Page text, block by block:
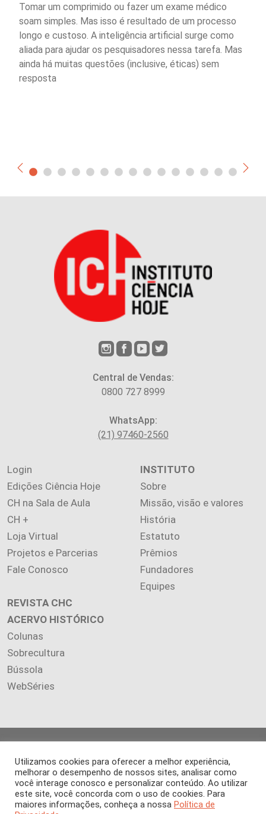
Tomar um comprimido ou fazer um exame médico
soam simples. Mas isso é resultado de um processo
longo e custoso. A inteligência artificial surge como
aliada para ajudar os pesquisadores nessa tarefa. Mas
ainda há muitas questões (inclusive, éticas) sem
resposta
Central de Vendas:
0800 727 8999
WhatsApp:
(21) 97460-2560
Login
Edições Ciência Hoje
CH na Sala de Aula
CH +
Loja Virtual
Projetos e Parcerias
Fale Conosco
INSTITUTO
Sobre
Missão, visão e valores
História
Estatuto
Prêmios
Fundadores
Equipes
REVISTA CHC
ACERVO HISTÓRICO
Colunas
Sobrecultura
Bússola
WebSéries
reservados.
Os artigos publicados na revista refletem exclusivamente a
opinião de seus autores.
É proibida a reprodução, integral ou parcial, do conteúdo (imagens
e textos) sem prévia autorização.
Utilizamos cookies para oferecer a melhor experiência,
melhorar o desempenho de nossos sites, analisar como
você interage conosco e personalizar conteúdo. Ao utilizar
este site, você concorda com o uso de cookies. Para
maiores informações, conheça a nossa Política de